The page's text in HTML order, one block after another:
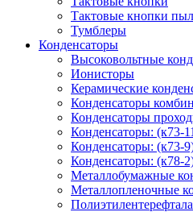
Тактовые кнопки
Тумблеры
Конденсаторы
Высоковольтные
Ионисторы
Керамические
Конденсаторы
Конденсаторы
Конденсаторы: (к73-
Конденсаторы: (к73-
Конденсаторы: (к78-
Металлобумажные
Металлопленочные